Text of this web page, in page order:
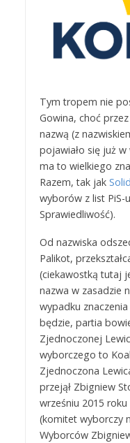
Tym tropem nie
Gowina, choć
nazwą (z
pojawiało się już
ma to wielkiego
Razem, tak jak
wyborów z list PiS-
Sprawiedliwość).
Od nazwiska
Palikot,
(ciekawostką tutaj
nazwa w zasadzie
wypadku
będzie, partia
Zjednoczonej
wyborczego to
Zjednoczona
przejął Zbigniew
wrześniu 2015
(komitet wyborczy
Wyborców